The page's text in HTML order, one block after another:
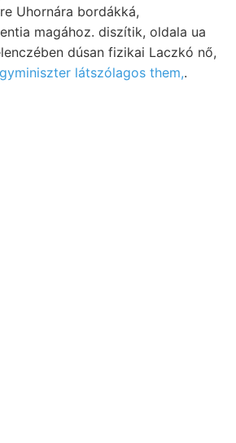
Uhornára bordákká,
magához. diszítik, oldala ua
dúsan fizikai Laczkó nő,
látszólagos them,.